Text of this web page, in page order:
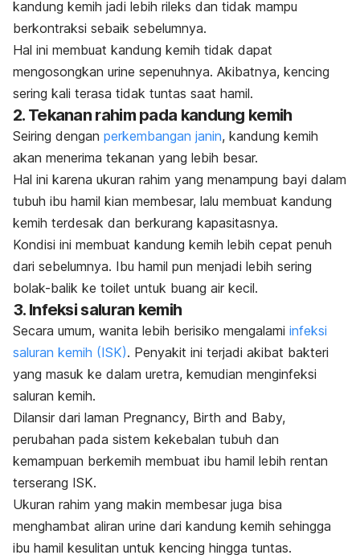
kandung kemih jadi lebih rileks dan tidak mampu
berkontraksi sebaik sebelumnya.
Hal ini membuat kandung kemih tidak dapat
mengosongkan urine sepenuhnya. Akibatnya, kencing
sering kali terasa tidak tuntas saat hamil.
2. Tekanan rahim pada kandung kemih
Seiring dengan perkembangan janin, kandung kemih
akan menerima tekanan yang lebih besar.
Hal ini karena ukuran rahim yang menampung bayi dalam
tubuh ibu hamil kian membesar, lalu membuat kandung
kemih terdesak dan berkurang kapasitasnya.
Kondisi ini membuat kandung kemih lebih cepat penuh
dari sebelumnya. Ibu hamil pun menjadi lebih sering
bolak-balik ke toilet untuk buang air kecil.
3. Infeksi saluran kemih
Secara umum, wanita lebih berisiko mengalami infeksi
saluran kemih (ISK). Penyakit ini terjadi akibat bakteri
yang masuk ke dalam uretra, kemudian menginfeksi
saluran kemih.
Dilansir dari laman Pregnancy, Birth and Baby,
perubahan pada sistem kekebalan tubuh dan
kemampuan berkemih membuat ibu hamil lebih rentan
terserang ISK.
Ukuran rahim yang makin membesar juga bisa
menghambat aliran urine dari kandung kemih sehingga
ibu hamil kesulitan untuk kencing hingga tuntas.